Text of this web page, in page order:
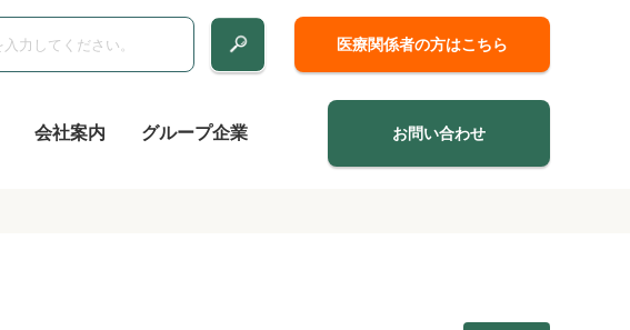
医療関係者の方はこちら
会社案内 グループ企業 お問い合わせ